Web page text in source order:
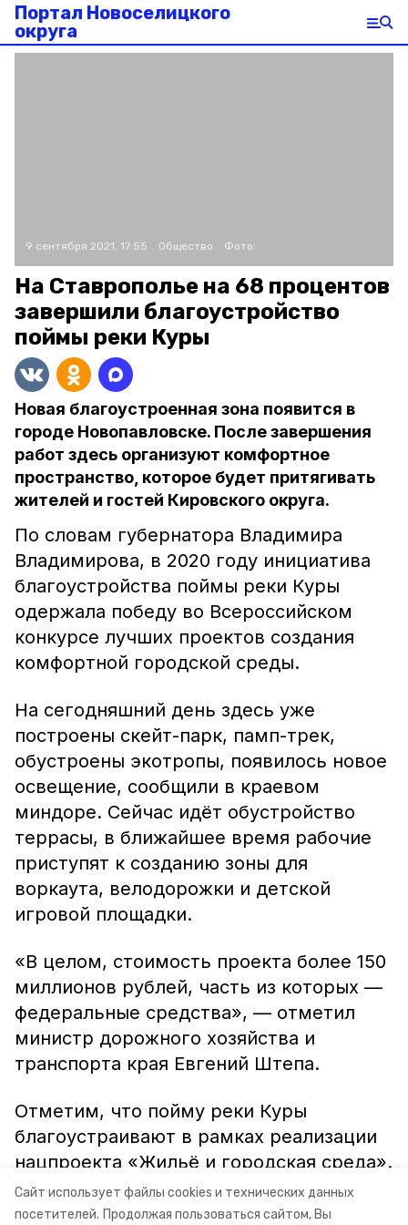
Сайт использует файлы cookies и технических данных
посетителей. Продолжая пользоваться сайтом, Вы
Портал Новоселицкого
округа
9 сентября 2021, 17:55 Общество Фото:
На Ставрополье на 68 процентов
завершили благоустройство
поймы реки Куры
Новая благоустроенная зона появится в
городе Новопавловске. После завершения
работ здесь организуют комфортное
пространство, которое будет притягивать
жителей и гостей Кировского округа.
По словам губернатора Владимира
Владимирова, в 2020 году инициатива
благоустройства поймы реки Куры
одержала победу во Всероссийском
конкурсе лучших проектов создания
комфортной городской среды.
На сегодняшний день здесь уже
построены скейт-парк, памп-трек,
обустроены экотропы, появилось новое
освещение, сообщили в краевом
миндоре. Сейчас идёт обустройство
террасы, в ближайшее время рабочие
приступят к созданию зоны для
воркаута, велодорожки и детской
игровой площадки.
«В целом, стоимость проекта более 150
миллионов рублей, часть из которых —
федеральные средства», — отметил
министр дорожного хозяйства и
транспорта края Евгений Штепа.
Отметим, что пойму реки Куры
благоустраивают в рамках реализации
нацпроекта «Жильё и городская среда».
Работы на объекте выполнены на 68
процентов.